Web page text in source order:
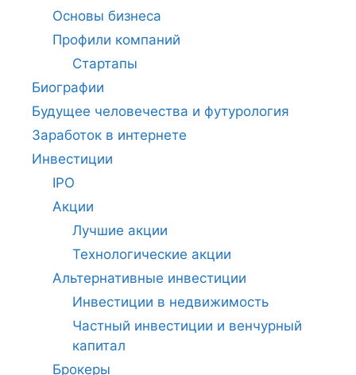
Основы бизнеса
Профили компаний
Стартапы
Биографии
Будущее человечества и футурология
Заработок в интернете
Инвестиции
IPO
Акции
Лучшие акции
Технологические акции
Альтернативные инвестиции
Инвестиции в недвижимость
Частный инвестиции и венчурный
капитал
Брокеры